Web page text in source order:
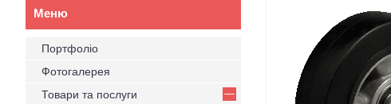
Портфоліо
Фотогалерея
Товари та послуги